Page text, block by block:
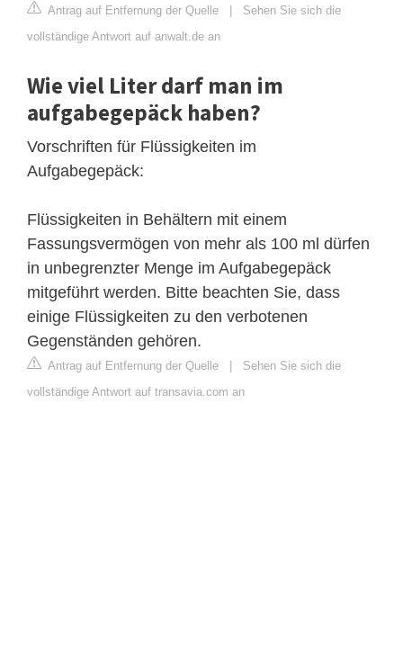
Antrag auf Entfernung der Quelle
Sehen Sie sich die
vollständige Antwort auf anwalt.de an
Wie viel Liter darf man im
aufgabegepäck haben?
Vorschriften für Flüssigkeiten im
Aufgabegepäck:
Flüssigkeiten in Behältern mit einem
Fassungsvermögen von mehr als 100 ml dürfen
in unbegrenzter Menge im Aufgabegepäck
mitgeführt werden. Bitte beachten Sie, dass
einige Flüssigkeiten zu den verbotenen
Gegenständen gehören.
Antrag auf Entfernung der Quelle
Sehen Sie sich die
vollständige Antwort auf transavia.com an